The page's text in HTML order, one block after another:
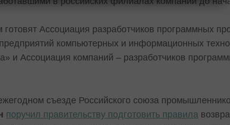
Ассоциация разработчиков программных
компьютерных и информационных
и Ассоциация компаний – разработчиков
съезде Российского союза
поручил правительству подготовить правила